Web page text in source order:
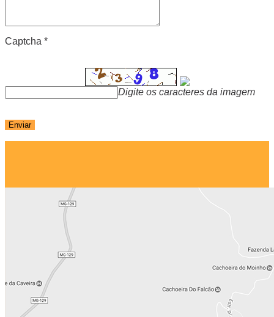
Captcha *
Digite os caracteres da imagem